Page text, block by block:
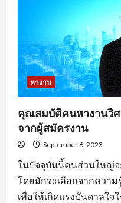
หางาน
คุณสมบัติคนหางานวิ
จากผู้สมัครงาน
September 6, 2023
ในปัจจุบันนี้คนส่วนใหญ่
โดยมักจะเลือกจากควา
เพื่อให้เกิดแรงบันดาลใ